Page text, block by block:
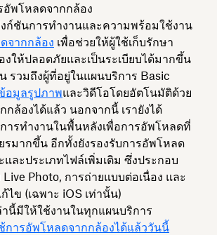
อัพโหลดจากกล้อง
งก์ชันการทำงานและความพร้อมใช้งาน
จากกล้อง เพื่อช่วยให้ผู้ใช้เก็บรักษา
งให้ปลอดภัยและเป็นระเบียบได้มากขึ้น
รวมถึงผู้ที่อยู่ในแผนบริการ Basic
อมูลรูปภาพและวิดีโอโดยอัตโนมัติด้วย
กล้องได้แล้ว นอกจากนี้ เรายังได้
ารทำงานในพื้นหลังเพื่อการอัพโหลดที่
ยรมากขึ้น อีกทั้งยังรองรับการอัพโหลด
และประเภทไฟล์เพิ่มเติม ซึ่งประกอบ
Photo, การถ่ายแบบต่อเนื่อง และ
ข (เฉพาะ iOS เท่านั้น)
านี้มีให้ใช้งานในทุกแผนบริการ
การอัพโหลดจากกล้องได้แล้ววันนี้